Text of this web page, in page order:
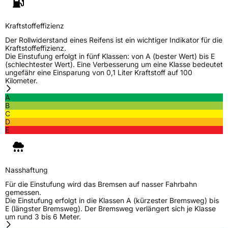
Fahrzeugtyp
VerwendungGanzjahresreifen
ModellnameZ 401
FahrzeugartPKW & SUV
Weitere Eigenschaften
SchlauchtypTL
ZustandNeureifen
M+S
VerstärktXL
EU Label
EffizienzC
Kraftstoffeffizienz
Der Rollwiderstand eines Reifens ist ein wichtiger Indikator für die
Kraftstoffeffizienz.
Die Einstufung erfolgt in fünf Klassen: von A (bester Wert) bis E
(schlechtester Wert). Eine Verbesserung um eine Klasse bedeutet
ungefähr eine Einsparung von 0,1 Liter Kraftstoff auf 100
Kilometer.
A
B
C
D
E
Nasshaftung
Für die Einstufung wird das Bremsen auf nasser Fahrbahn
gemessen.
Die Einstufung erfolgt in die Klassen A (kürzester Bremsweg) bis
E (längster Bremsweg). Der Bremsweg verlängert sich je Klasse
um rund 3 bis 6 Meter.